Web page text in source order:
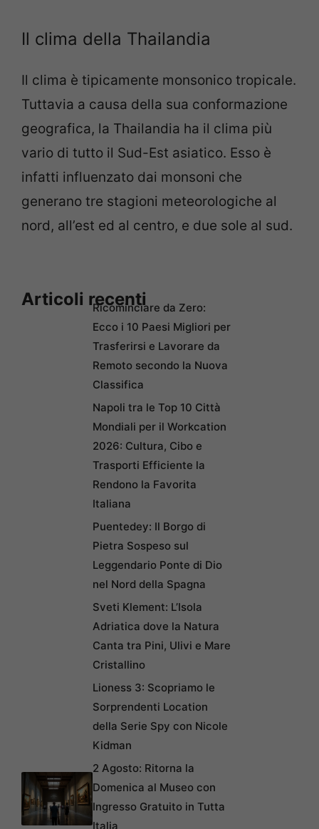
Il clima della Thailandia
Il clima è tipicamente monsonico tropicale.
Tuttavia a causa della sua conformazione
geografica, la Thailandia ha il clima più
vario di tutto il Sud-Est asiatico. Esso è
infatti influenzato dai monsoni che
generano tre stagioni meteorologiche al
nord, all’est ed al centro, e due sole al sud.
Articoli recentiRicominciare da Zero:
Ecco i 10 Paesi Migliori per
Trasferirsi e Lavorare da
Remoto secondo la Nuova
Classifica
Napoli tra le Top 10 Città
Mondiali per il Workcation
2026: Cultura, Cibo e
Trasporti Efficiente la
Rendono la Favorita
Italiana
Puentedey: Il Borgo di
Pietra Sospeso sul
Leggendario Ponte di Dio
nel Nord della Spagna
Sveti Klement: L’Isola
Adriatica dove la Natura
Canta tra Pini, Ulivi e Mare
Cristallino
Lioness 3: Scopriamo le
Sorprendenti Location
della Serie Spy con Nicole
Kidman
2 Agosto: Ritorna la
Domenica al Museo con
Ingresso Gratuito in Tutta
Italia